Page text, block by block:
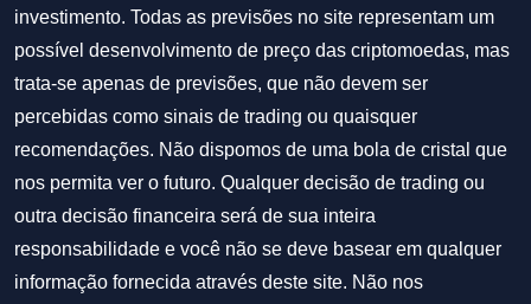
investimento. Todas as previsões no site representam um
possível desenvolvimento de preço das criptomoedas, mas
trata-se apenas de previsões, que não devem ser
percebidas como sinais de trading ou quaisquer
recomendações. Não dispomos de uma bola de cristal que
nos permita ver o futuro. Qualquer decisão de trading ou
outra decisão financeira será de sua inteira
responsabilidade e você não se deve basear em qualquer
informação fornecida através deste site. Não nos